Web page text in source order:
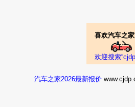
购车时间：2018年8月
唐DM2018款
喜欢汽车之
欢迎搜索
汽车之家2026最新报价